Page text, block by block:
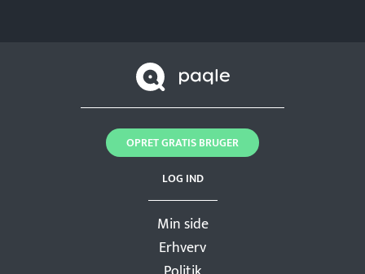
Min side
Erhverv
LOG IND
OPRET GRATIS BRUGER